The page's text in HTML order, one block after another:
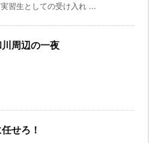
習生としての受け入れ ...
周辺の一夜
せろ！